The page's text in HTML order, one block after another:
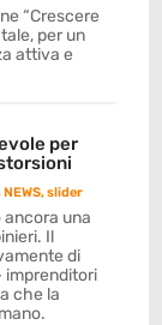
“Crescere
per un
attiva e
per
NEWS,slider
ancora una
Il
di
imprenditori
che la